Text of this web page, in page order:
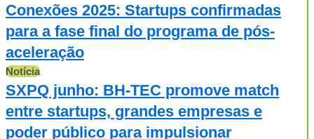
Conexões 2025: Startups confirmadas
para a fase final do programa de pós-
aceleração
Notícia
SXPQ junho: BH-TEC promove match
entre startups, grandes empresas e
poder público para impulsionar